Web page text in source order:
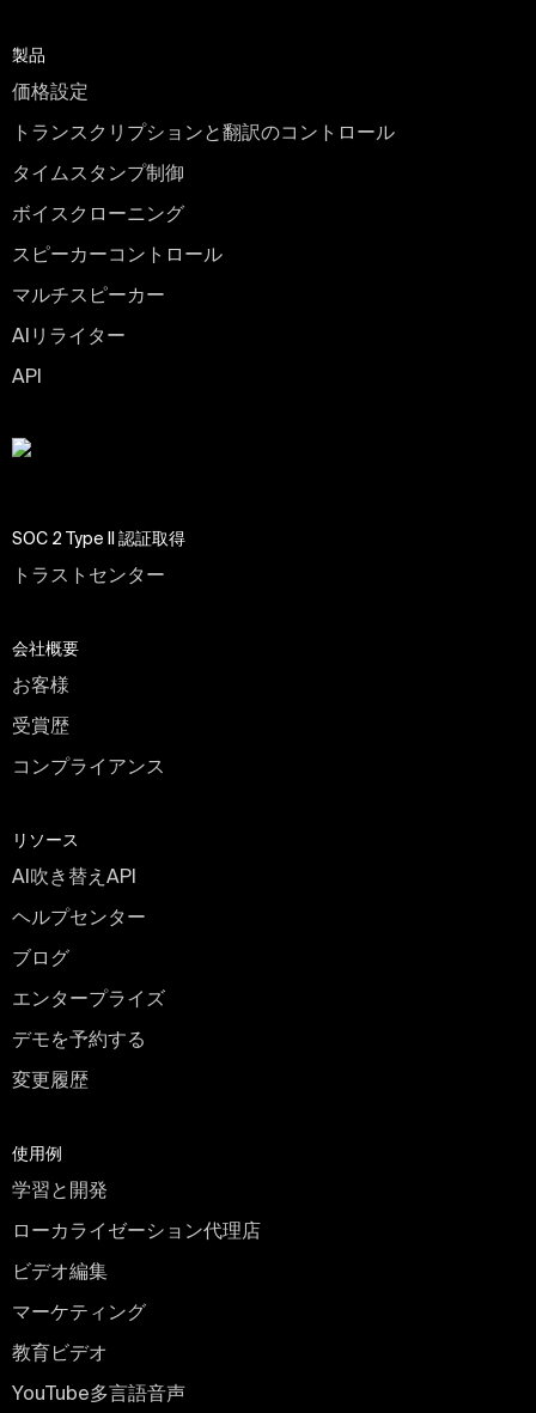
製品
価格設定
トランスクリプションと翻訳のコントロール
タイムスタンプ制御
ボイスクローニング
スピーカーコントロール
マルチスピーカー
AIリライター
API
SOC 2 Type II 認証取得
トラストセンター
会社概要
お客様
受賞歴
コンプライアンス
リソース
AI吹き替えAPI
ヘルプセンター
ブログ
エンタープライズ
デモを予約する
変更履歴
使用例
学習と開発
ローカライゼーション代理店
ビデオ編集
マーケティング
教育ビデオ
YouTube多言語音声